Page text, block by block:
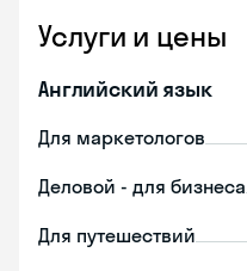
Услуги и цены
Английский язык
Для маркетологов
Деловой - для бизнеса
Для путешествий